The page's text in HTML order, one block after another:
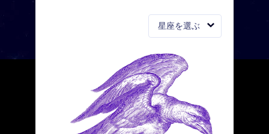
星座を選ぶ